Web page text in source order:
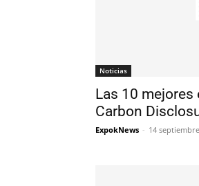
Noticias
Las 10 mejores
Carbon
ExpokNews - 14